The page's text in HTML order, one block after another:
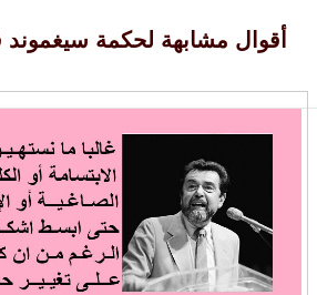
أقوال مشابهة لحكمة سيغموند